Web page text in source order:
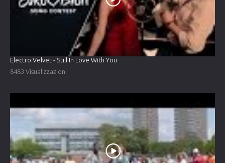
Electro Velvet - Still In Love With You
8483 Visualizzazioni